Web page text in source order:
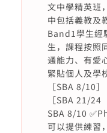
文中學精英班
中包括義教及
Band1學生經
生，課程按照
通能力、有愛
緊貼個人及學
［SBA 8/10
［SBA 21/
SBA 8/10
可以提供練習